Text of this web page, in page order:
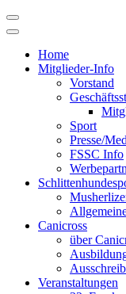
Skip
to
Home
Mitglieder-Info
Vorstand
Sport
Presse/
FSSC Info
Canicross
über
Veranstaltungen